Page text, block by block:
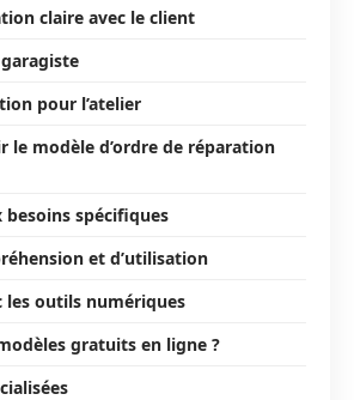
claire avec le client
pour l’atelier
le modèle d’ordre de réparation
spécifiques
et d’utilisation
outils numériques
gratuits en ligne ?